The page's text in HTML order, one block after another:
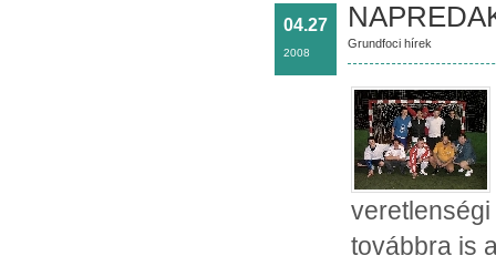
04.27
2008
Grundfoci hírek
továbbra is